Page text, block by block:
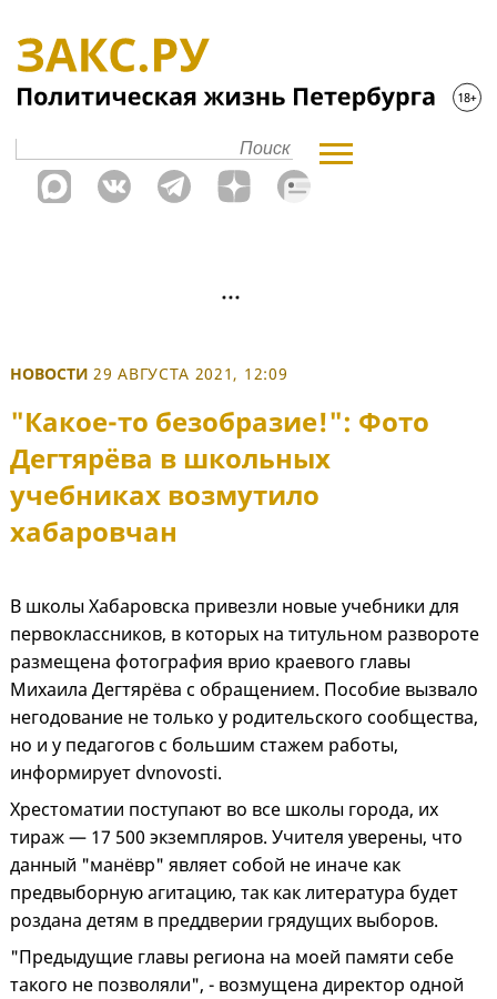
НОВОСТИ 29 АВГУСТА 2021, 12:09
"Какое-то безобразие!": Фото
Дегтярёва в школьных
учебниках возмутило
хабаровчан
В школы Хабаровска привезли новые учебники для
первоклассников, в которых на титульном развороте
размещена фотография врио краевого главы
Михаила Дегтярёва с обращением. Пособие вызвало
негодование не только у родительского сообщества,
но и у педагогов с большим стажем работы,
информирует dvnovosti.
Хрестоматии поступают во все школы города, их
тираж — 17 500 экземпляров. Учителя уверены, что
данный "манёвр" являет собой не иначе как
предвыборную агитацию, так как литература будет
роздана детям в преддверии грядущих выборов.
"Предыдущие главы региона на моей памяти себе
такого не позволяли", - возмущена директор одной